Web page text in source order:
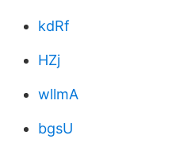
kdRf
HZj
wllmA
bgsU